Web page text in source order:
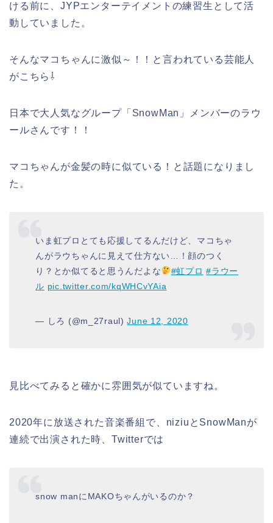
ける前に、JYPエンターテイメントの練習生として活
動していました。
そんなマコちゃんに激似～！！と言われている芸能人
がこちら⇩
日本で大人気なグループ「SnowMan」メンバーのラウ
ールさんです！！
マコちゃんが金髪の時に似ている！と話題になりまし
た。
いま虹プロとても応援してるんだけど、マコちゃ
んがラウちゃんに見えて仕方ない…！顔のつく
り？とか似てると思うんだよな
#虹プロ #ラウー
ル pic.twitter.com/kqWHCvYAia
— しろ (@m_27raul)June 12, 2020
見比べてみると確かに雰囲気が似ていますね。
2020年に放送された音楽番組で、niziuとSnowManが
連続で出演された時、Twitterでは
snow manにMAKOちゃんがいるのか？